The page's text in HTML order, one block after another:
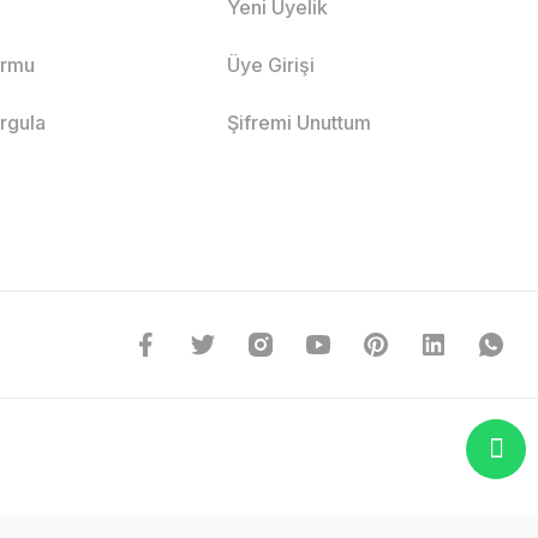
Yeni Üyelik
Üye Girişi
Şifremi Unuttum